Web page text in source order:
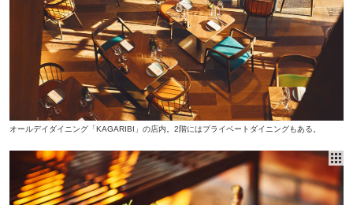
オールデイダイニング「KAGARIBI」の店内。2階にはプライベートダイニングもある。